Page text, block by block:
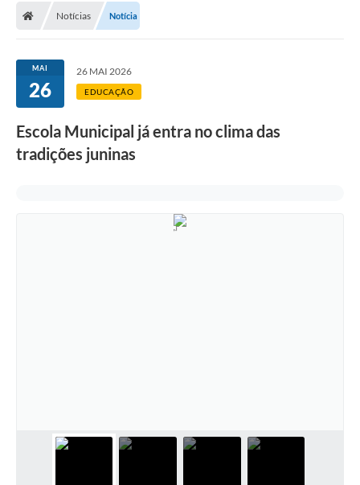
Notícias Notícia
MAI
26
26 MAI 2026
EDUCAÇÃO
Escola Municipal já entra no clima das
tradições juninas